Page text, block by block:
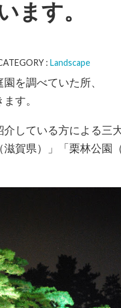
ます。
: Landscape
を調べていた所、
す。
している方による三大
賀県）」「栗林公園